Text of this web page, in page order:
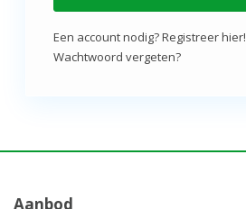
Een account nodig? Registreer hier!
Wachtwoord vergeten?
Aanbod